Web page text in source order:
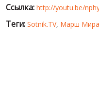
Ссылка: http://youtu.be/
Теги: Sotnik.TV, Марш Мира